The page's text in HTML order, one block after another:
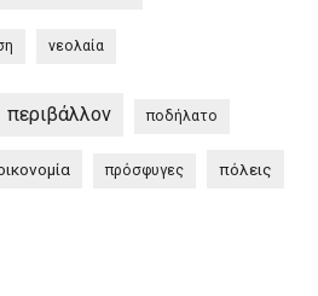
νεολαία
περιβάλλον ποδήλατο
πρόσφυγες πόλεις